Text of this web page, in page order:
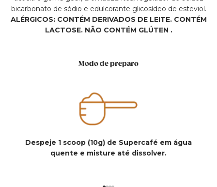
bicarbonato de sódio e edulcorante glicosídeo de esteviol.
ALÉRGICOS: CONTÉM DERIVADOS DE LEITE. CONTÉM
LACTOSE. NÃO CONTÉM GLÚTEN .
Modo de preparo
Despeje 1 scoop (10g) de Supercafé em água
quente e misture até dissolver.